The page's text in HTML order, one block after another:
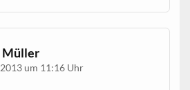
Müller
um 11:16 Uhr